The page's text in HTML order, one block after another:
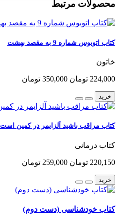
محصولات مرتبط
کتاب اتوبوس شماره 9 به مقصد بهشت
خاتون
224,000 تومان 350,000 تومان
خرید
کتاب مراقب باشید آلزایمر در کمین است
کتاب درمانی
220,150 تومان 259,000 تومان
خرید
کتاب خودشناسی (دست دوم)